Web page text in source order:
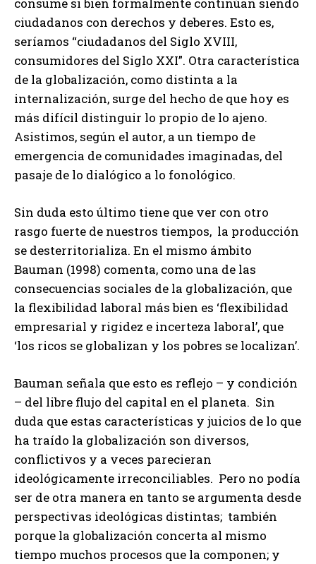
ciudadanos con derechos y deberes. Esto es,
seríamos “ciudadanos del Siglo XVIII,
consumidores del Siglo XXI”. Otra característica
de la globalización, como distinta a la
internalización, surge del hecho de que hoy es
más difícil distinguir lo propio de lo ajeno.
Asistimos, según el autor, a un tiempo de
emergencia de comunidades imaginadas, del
pasaje de lo dialógico a lo fonológico.
Sin duda esto último tiene que ver con otro
rasgo fuerte de nuestros tiempos, la producción
se desterritorializa. En el mismo ámbito
Bauman (1998) comenta, como una de las
consecuencias sociales de la globalización, que
la flexibilidad laboral más bien es ‘flexibilidad
empresarial y rigidez e incerteza laboral’, que
‘los ricos se globalizan y los pobres se localizan’.
Bauman señala que esto es reflejo – y condición
– del libre flujo del capital en el planeta. Sin
duda que estas características y juicios de lo que
ha traído la globalización son diversos,
conflictivos y a veces parecieran
ideológicamente irreconciliables. Pero no podía
ser de otra manera en tanto se argumenta desde
perspectivas ideológicas distintas; también
porque la globalización concerta al mismo
tiempo muchos procesos que la componen; y